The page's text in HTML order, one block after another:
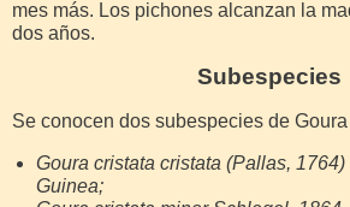
mes más. Los pichones alcanzan la
dos años.
Subespecies
Se conocen dos subespecies de
Goura cristata cristata (Pallas,
Guinea;